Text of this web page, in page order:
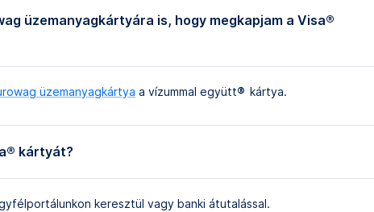
üzemanyagkártyára is, hogy megkapjam a Visa®
üzemanyagkártya a vízummal együtt® kártya.
kártyát?
keresztül vagy banki átutalással.